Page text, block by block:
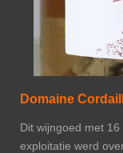
Domaine
Dit wijngoed met
exploitatie werd